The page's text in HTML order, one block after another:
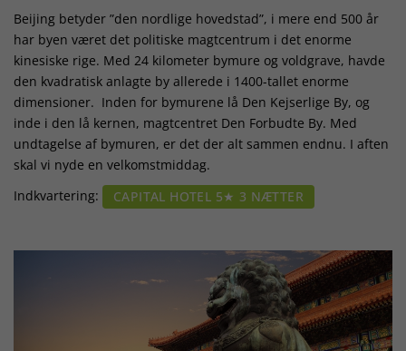
Beijing betyder ”den nordlige hovedstad”, i mere end 500 år
har byen været det politiske magtcentrum i det enorme
kinesiske rige. Med 24 kilometer bymure og voldgrave, havde
den kvadratisk anlagte by allerede i 1400-tallet enorme
dimensioner. Inden for bymurene lå Den Kejserlige By, og
inde i den lå kernen, magtcentret Den Forbudte By. Med
undtagelse af bymuren, er det der alt sammen endnu. I aften
skal vi nyde en velkomstmiddag.
Indkvartering:
CAPITAL HOTEL 5★ 3 NÆTTER